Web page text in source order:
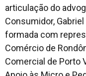
articulação do
Consumidor,
formada com
Comércio de
Comercial de Porto